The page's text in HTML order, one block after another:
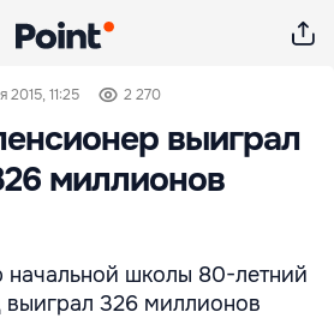
2015, 11:25 2 270
выиграл
миллионов
школы 80-летний
326 миллионов